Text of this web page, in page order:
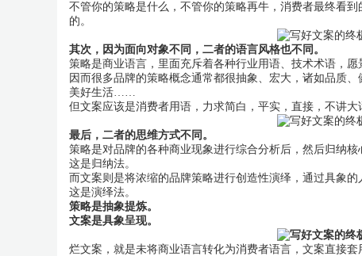
不管你的策略是什么，不管你的策略再牛，消费者最终看
的。
其次，因为面向对象不同，二者的语言风格也不同。
策略是商业语言，里面充斥着各种行业用语、技术术语，
因而很多品牌的策略概念通常都很抽象、宏大，诸如品质
美好生活……
但文案应该是消费者用语，力求简白，平实，直接，不讲大
最后，二者的思维方式不同。
策略是对品牌的各种商业现象进行综合分析后，然后归纳核
这是归纳法。
而文案则是将浓缩的品牌策略进行创造性演绎，通过具象的
这是演绎法。
策略是抽象提炼。
文案是具象呈现。
烂文案，就是未将商业语言转化为消费者语言，文案直接套